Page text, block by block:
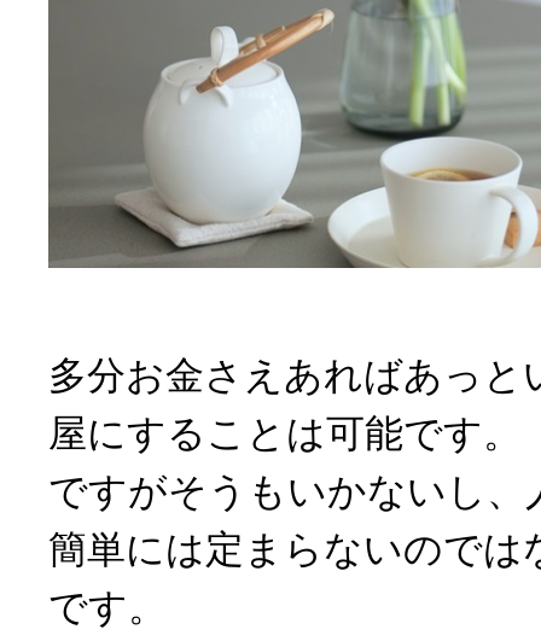
多分お金さえあればあっと
屋にすることは可能です。
ですがそうもいかないし、
簡単には定まらないのでは
です。